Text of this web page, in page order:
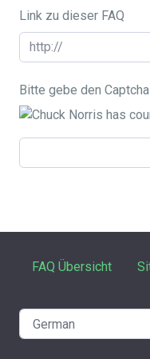
Link zu dieser FAQ
Bitte gebe den
FAQ Übersicht